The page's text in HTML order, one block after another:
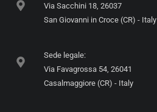
Via Sacchini 18, 26037
San Giovanni in Croce (CR) - Italy
Sede legale:
Via Favagrossa 54, 26041
Casalmaggiore (CR) - Italy